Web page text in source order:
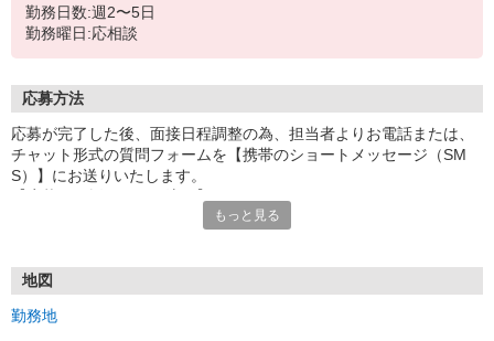
勤務日数:週2〜5日
勤務曜日:応相談
応募方法
応募が完了した後、面接日程調整の為、担当者よりお電話または、
チャット形式の質問フォームを【携帯のショートメッセージ（SM
S）】にお送りいたします。
1.応募…Webもしくはお電話より応募ください。
※実技試験はドライバーの職種のみとなります。
もっと見る
地図
勤務地